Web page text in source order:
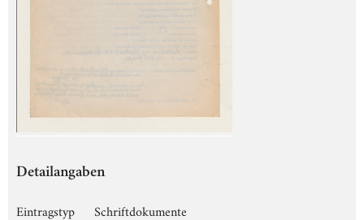
Detailangaben
Eintragstyp
Schriftdokumente